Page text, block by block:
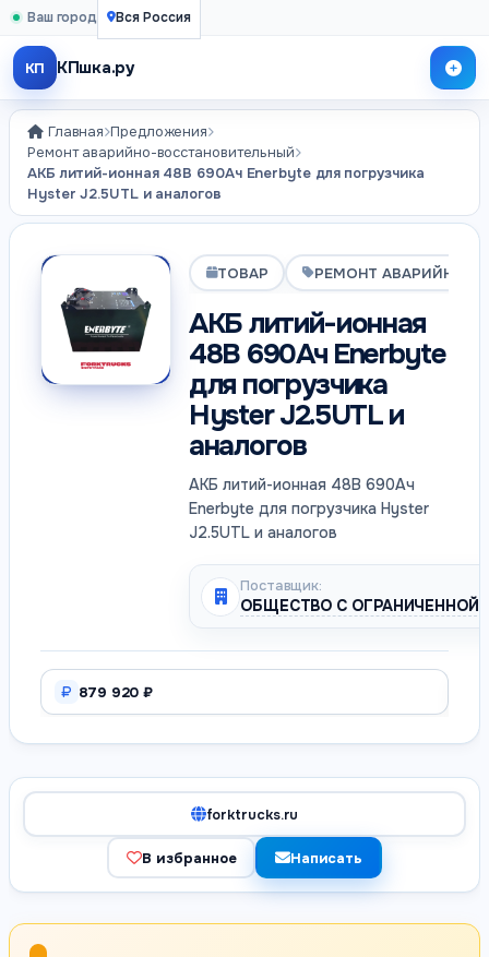
Ваш город Вся Россия
КП КПшка.ру
Главная Предложения
Ремонт аварийно-восстановительный
АКБ литий-ионная 48В 690Ач Enerbyte для погрузчика
Hyster J2.5UTL и аналогов
ТОВАР РЕМОНТ АВАРИЙНО-
АКБ литий-ионная
48В 690Ач Enerbyte
для погрузчика
Hyster J2.5UTL и
аналогов
АКБ литий-ионная 48В 690Ач
Enerbyte для погрузчика Hyster
J2.5UTL и аналогов
Поставщик:
ОБЩЕСТВО С ОГРАНИЧЕННОЙ
879 920 ₽
forktrucks.ru
В избранное Написать